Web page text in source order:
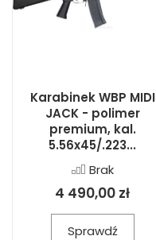
Karabinek WBP MIDI
JACK - polimer
premium, kal.
5.56x45/.223...
Brak
4 490,00 zł
Sprawdź